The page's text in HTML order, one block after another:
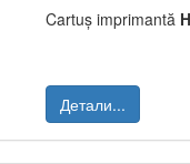
Cartuș imprimantă
Детали...